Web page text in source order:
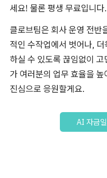
세요! 물론 평생 무료입니다.
클로브팀은 회사 운영 전반
적인 수작업에서 벗어나,
하실 수 있도록 끊임없이
가 여러분의 업무 효율을
진심으로 응원할게요.
AI 자금